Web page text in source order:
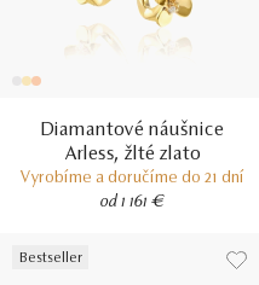
Diamantové náušnice
Arless, žlté zlato
Vyrobíme a doručíme do 21 dní
od 1 161 €
Bestseller